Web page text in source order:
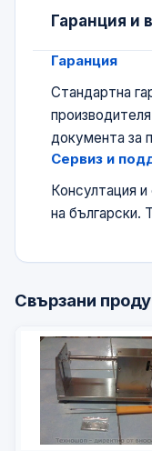
Гаранция и
Гаранция
Стандартна
документа за
Сервиз и
Консултация
на български.
Свързани